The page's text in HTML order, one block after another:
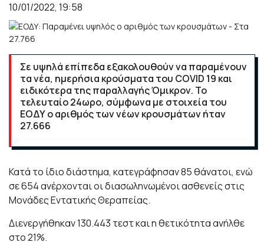
10/01/2022, 19:58
Σε υψηλά επίπεδα εξακολουθούν να παραμένουν
τα νέα, ημερήσια κρούσματα του COVID 19 και
ειδικότερα της παραλλαγής Όμικρον. Το
τελευταίο 24ωρο, σύμφωνα με στοιχεία του
ΕΟΔΥ ο αριθμός των νέων κρουσμάτων ήταν
27.666
Κατά το ίδιο διάστημα, κατεγράφησαν 85 θάνατοι, ενώ
σε 654 ανέρχονται οι διασωληνωμένοι ασθενείς στις
Μονάδες Εντατικής Θεραπείας.
Διενεργήθηκαν 130.443 τεστ και η θετικότητα ανήλθε
στο 21%.